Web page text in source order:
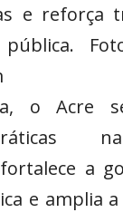
e reforça
o Acre
a
e amplia